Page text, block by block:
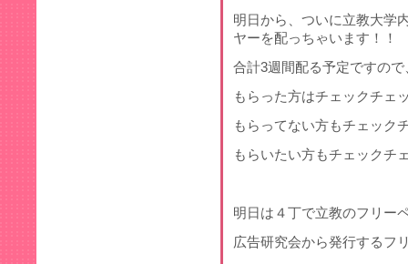
明日から、ついに立教大学
ヤーを配っちゃいます！！
合計3週間配る予定ですので
もらった方はチェックチェ
もらってない方もチェック
もらいたい方もチェックチ
明日は４丁で立教のフリー
広告研究会から発行するフ